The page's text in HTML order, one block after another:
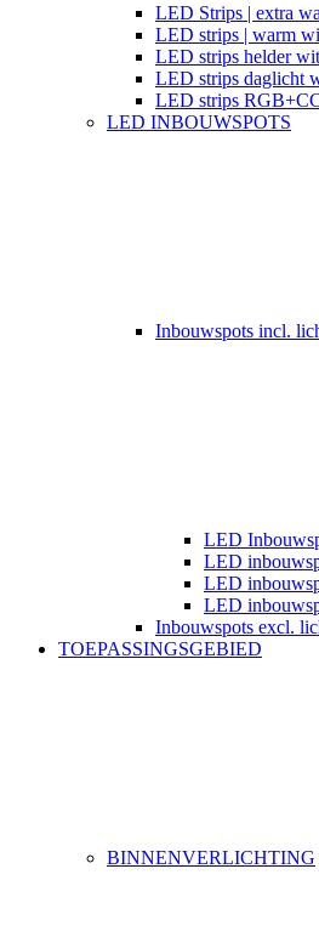
LED Strips | extra
LED strips | warm
LED strips helder wit
LED strips daglicht
LED strips
LED INBOUWSPOTS
Inbouwspots incl.
LED
LED
LED
LED
Inbouwspots excl.
TOEPASSINGSGEBIED
BINNENVERLICHTING